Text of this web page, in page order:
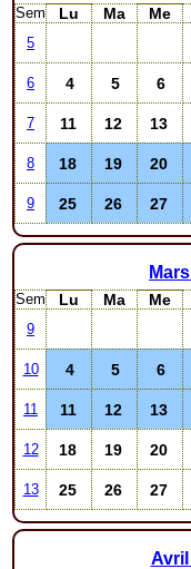
Sem Lu Ma Me
5
6 4 5 6
7 11 12 13
8 18 19 20
9 25 26 27
Mars
Sem Lu Ma Me
9
10 4 5 6
11 11 12 13
12 18 19 20
13 25 26 27
Avril